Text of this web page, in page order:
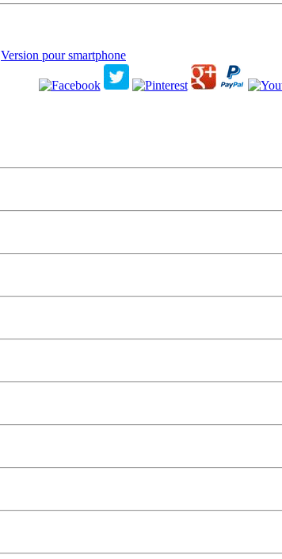
Version pour smartphone